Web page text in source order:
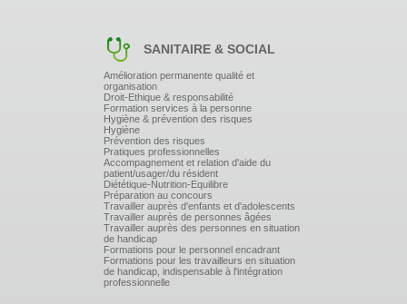
SANITAIRE & SOCIAL
Amélioration permanente qualité et
organisation
Droit-Ethique & responsabilité
Formation services à la personne
Hygiène & prévention des risques
Hygiène
Prévention des risques
Pratiques professionnelles
Accompagnement et relation d'aide du
patient/usager/du résident
Diététique-Nutrition-Equilibre
Préparation au concours
Travailler auprès d'enfants et d'adolescents
Travailler auprès de personnes âgées
Travailler auprès des personnes en situation
de handicap
Formations pour le personnel encadrant
Formations pour les travailleurs en situation
de handicap, indispensable à l'intégration
professionnelle